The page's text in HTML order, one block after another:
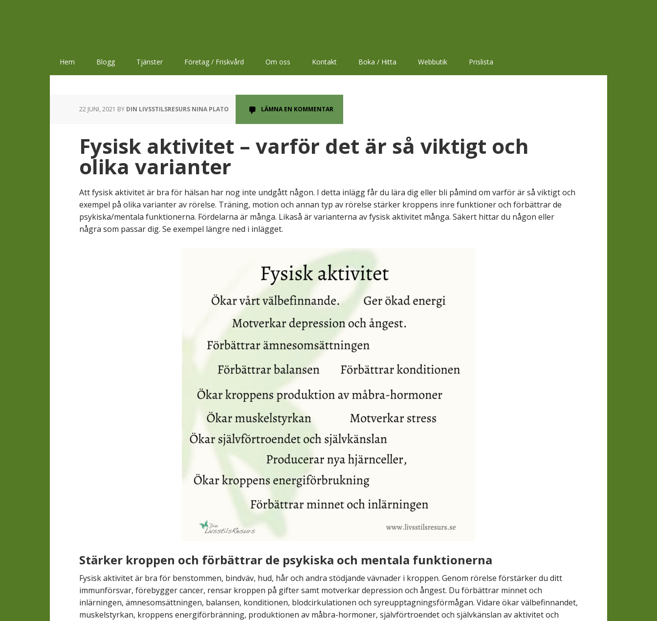
Hem Blogg Tjänster Företag / Friskvård Om oss Kontakt Boka / Hitta Webbutik Prislista
22 JUNI, 2021 BY DIN LIVSSTILSRESURS NINA PLATO LÄMNA EN KOMMENTAR
Fysisk aktivitet – varför det är så viktigt och
olika varianter
Att fysisk aktivitet är bra för hälsan har nog inte undgått någon. I detta inlägg får du lära dig eller bli påmind om varför är så viktigt och
exempel på olika varianter av rörelse. Träning, motion och annan typ av rörelse stärker kroppens inre funktioner och förbättrar de
psykiska/mentala funktionerna. Fördelarna är många. Likaså är varianterna av fysisk aktivitet många. Säkert hittar du någon eller
några som passar dig. Se exempel längre ned i inlägget.
Stärker kroppen och förbättrar de psykiska och mentala funktionerna
Fysisk aktivitet är bra för benstommen, bindväv, hud, hår och andra stödjande vävnader i kroppen. Genom rörelse förstärker du ditt
immunförsvar, förebygger cancer, rensar kroppen på gifter samt motverkar depression och ångest. Du förbättrar minnet och
inlärningen, ämnesomsättningen, balansen, konditionen, blodcirkulationen och syreupptagningsförmågan. Vidare ökar välbefinnandet,
muskelstyrkan, kroppens energiförbränning, produktionen av måbra-hormoner, självförtroendet och självkänslan av aktivitet och